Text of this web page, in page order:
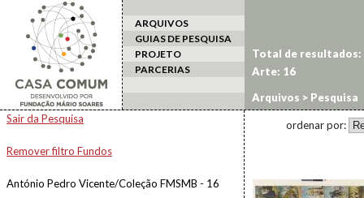
ARQUIVOS
GUIAS DE PESQUISA
PROJETO
PARCERIAS
Arquivos > Pesquisa
Sair da Pesquisa
Remover filtro Fundos
António Pedro Vicente/Coleção FMSMB - 16
Total de resultados:
Arte: 16
ordenar por: